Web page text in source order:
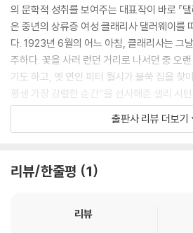
의 문학적 성취를 보여주는 대표작이 바로 『
은 중년의 상류층 여성 클래리사 댈러웨이를
다. 1923년 6월의 어느 아침, 클래리사는 그
주하다. 꽃을 사러 런던 거리로 나서던 중 오
기도 하고, 옛 연인 피터 월시가 불쑥 집을 찾
평생 가장 강렬한 순간”을 선사해준 샐리 시
도 하녀 루시, 남편 리처드와 딸 엘리자베스
로 그녀와 상호작용하며 이야기를 확장해나간
심인물인 셉티머스 워런 스미스에도 주목해야
한 정신적 후유증에 시달리고 있다. 그가 환영
출판사 리뷰 더보기
리뷰/한줄평 1
리뷰